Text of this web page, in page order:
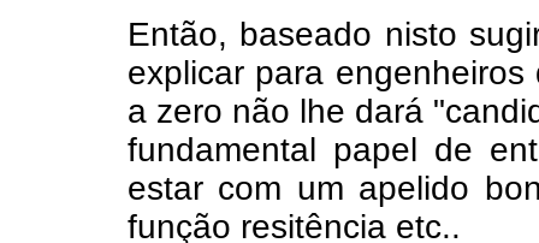
Então, baseado nisto
explicar para
a zero não lhe dará
fundamental papel de
estar com um apelido
função resitência etc..